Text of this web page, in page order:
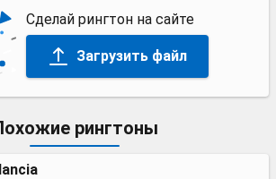
Сделай рингтон на сайте
Загрузить файл
рингтоны